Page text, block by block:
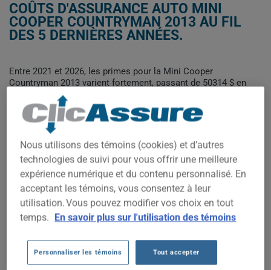
COÛTS D'ASSURANCE AUTO MINI
COOPER COUNTRYMAN 2013 AU FIL
DES 5 DERNIÈRES ANNÉES.
Entre 2021 et 2026, les primes pour la Mini Cooper
Countryman 2013 varient fortement, passant de 50314 $ en
2021 à 572 $ en 2023, puis remontant progressivement jusqu'à
2119 $ en 2026. Cette volatilité suggère des données
ponctuelles atypiques plutôt qu'une tendance stable du
Pour trouver la meilleur assurance pour votre véhicule MINI
COOPER COUNTRYMAN 2013, il est plus important que jamais
de comparer les options disponibles.
30 000$
50 000$
Nous utilisons des témoins (cookies) et d’autres
technologies de suivi pour vous offrir une meilleure
expérience numérique et du contenu personnalisé. En
acceptant les témoins, vous consentez à leur
utilisation. Vous pouvez modifier vos choix en tout
temps. En savoir plus sur l'utilisation des témoins
Personnaliser les témoins Tout accepter